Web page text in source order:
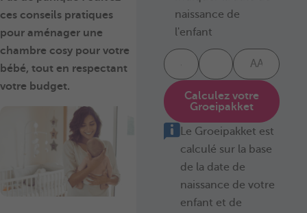
ces conseils pratiques
pour aménager une
chambre cosy pour votre
bébé, tout en respectant
votre budget.
naissance de
l'enfant
Calculez votre
Groeipakket
Le Groeipakket est
calculé sur la base
de la date de
naissance de votre
enfant et de